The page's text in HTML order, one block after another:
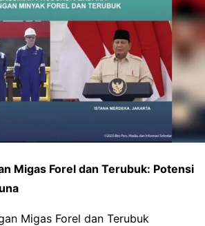
Migas Forel dan Terubuk: Potensi
Migas Forel dan Terubuk